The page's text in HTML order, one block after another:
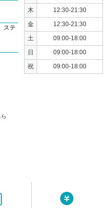
ステ
木 12:30-21:30
金 12:30-21:30
土 09:00-18:00
日 09:00-18:00
祝 09:00-18:00